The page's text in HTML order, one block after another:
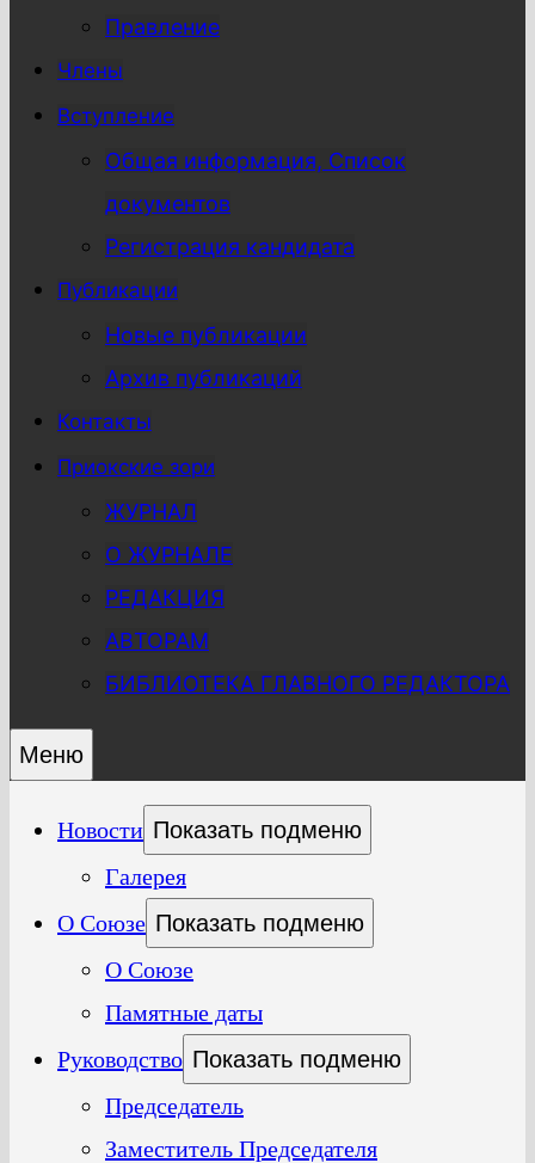
Правление
Члены
Вступление
Общая информация, Список
документов
Регистрация кандидата
Публикации
Новые публикации
Архив публикаций
Контакты
Приокские зори
ЖУРНАЛ
О ЖУРНАЛЕ
РЕДАКЦИЯ
АВТОРАМ
БИБЛИОТЕКА ГЛАВНОГО РЕДАКТОРА
Меню
Новости Показать подменю
Галерея
О Союзе Показать подменю
О Союзе
Памятные даты
Руководство Показать подменю
Председатель
Заместитель Председателя